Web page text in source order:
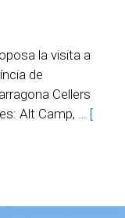
la visita a
de
Cellers
Alt Camp, … [